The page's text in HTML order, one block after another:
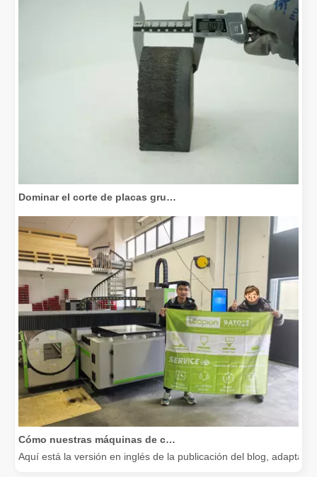
Dominar el corte de placas gruesas: cómo las máquinas de corte por láser de fibra revolucionan la fabricación
Cómo nuestras máquinas de corte por láser están fortaleciendo la fabricación mexicana
Aquí está la versión en inglés de la publicación del blog,